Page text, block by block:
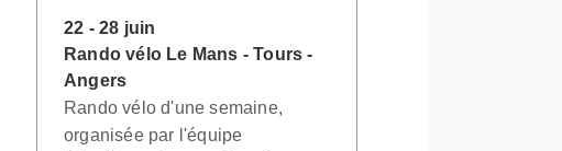
22 - 28 juin
Rando vélo Le Mans - Tours -
Angers
Rando vélo d'une semaine,
organisée par l'équipe